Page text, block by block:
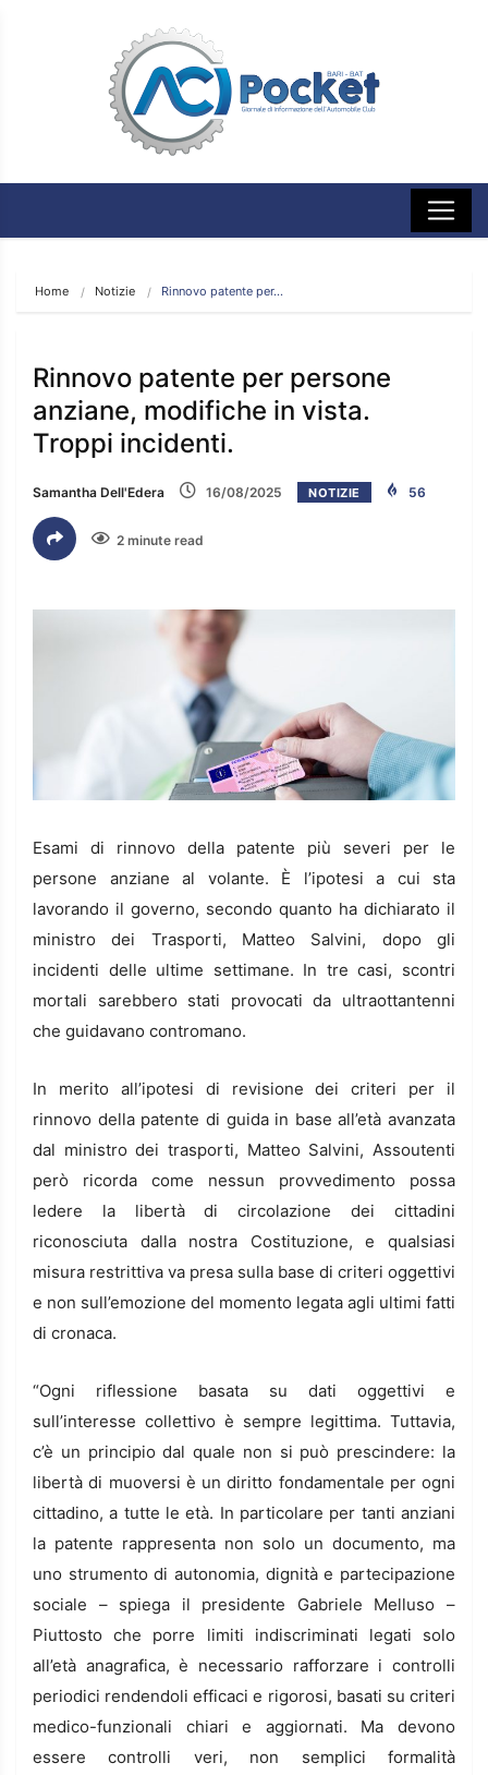
Home Notizie Rinnovo patente per…
Rinnovo patente per persone
anziane, modifiche in vista.
Troppi incidenti.
Samantha Dell'Edera 16/08/2025 NOTIZIE 56
2 minute read
Esami di rinnovo della patente più severi per le
persone anziane al volante. È l’ipotesi a cui sta
lavorando il governo, secondo quanto ha dichiarato il
ministro dei Trasporti, Matteo Salvini, dopo gli
incidenti delle ultime settimane. In tre casi, scontri
mortali sarebbero stati provocati da ultraottantenni
che guidavano contromano.
In merito all’ipotesi di revisione dei criteri per il
rinnovo della patente di guida in base all’età avanzata
dal ministro dei trasporti, Matteo Salvini, Assoutenti
però ricorda come nessun provvedimento possa
ledere la libertà di circolazione dei cittadini
riconosciuta dalla nostra Costituzione, e qualsiasi
misura restrittiva va presa sulla base di criteri oggettivi
e non sull’emozione del momento legata agli ultimi fatti
di cronaca.
“Ogni riflessione basata su dati oggettivi e
sull’interesse collettivo è sempre legittima. Tuttavia,
c’è un principio dal quale non si può prescindere: la
libertà di muoversi è un diritto fondamentale per ogni
cittadino, a tutte le età. In particolare per tanti anziani
la patente rappresenta non solo un documento, ma
uno strumento di autonomia, dignità e partecipazione
sociale – spiega il presidente Gabriele Melluso –
Piuttosto che porre limiti indiscriminati legati solo
all’età anagrafica, è necessario rafforzare i controlli
periodici rendendoli efficaci e rigorosi, basati su criteri
medico-funzionali chiari e aggiornati. Ma devono
essere controlli veri, non semplici formalità